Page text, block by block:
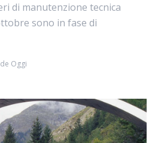
di manutenzione tecnica
sono in fase di
Oggi